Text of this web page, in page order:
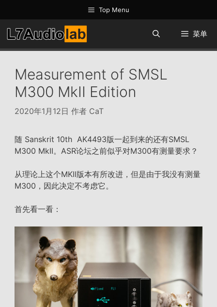
至
内
容
Top Menu
菜单
Measurement of SMSL
M300 MkII Edition
2020年1月12日 作者 CaT
随 Sanskrit 10th AK4493版一起到来的还有SMSL
M300 MkII。ASR论坛之前似乎对M300有测量要求？
从理论上这个MKII版本有所改进，但是由于我没有测量
M300，因此决定不考虑它。
首先看一看：